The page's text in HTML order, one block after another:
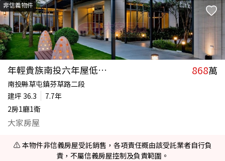
非信義物件
年輕貴族南投六年屋低價二房平車 868萬
南投縣草屯鎮芬草路二段
建坪 36.3
7.7年
2房1廳1衛
大家房屋
⚠️ 本物件非信義房屋受託銷售，各項責任概由該受託業者自行負
責，不屬信義房屋控制及負責範圍。